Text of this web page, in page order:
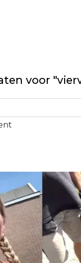
voor